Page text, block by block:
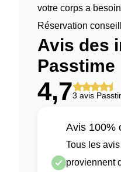
votre corps a
Réservation
Avis des
Passtime
4,73 avis
Avis 100%
Tous les
proviennent